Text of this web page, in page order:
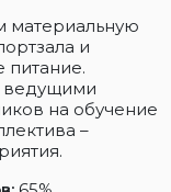
материальную
и
питание.
ведущими
на обучение
–